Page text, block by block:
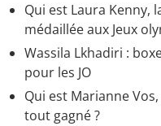
Qui est Laura Kenny,
médaillée aux Jeux
Wassila Lkhadiri :
pour les JO
Qui est Marianne
tout gagné ?